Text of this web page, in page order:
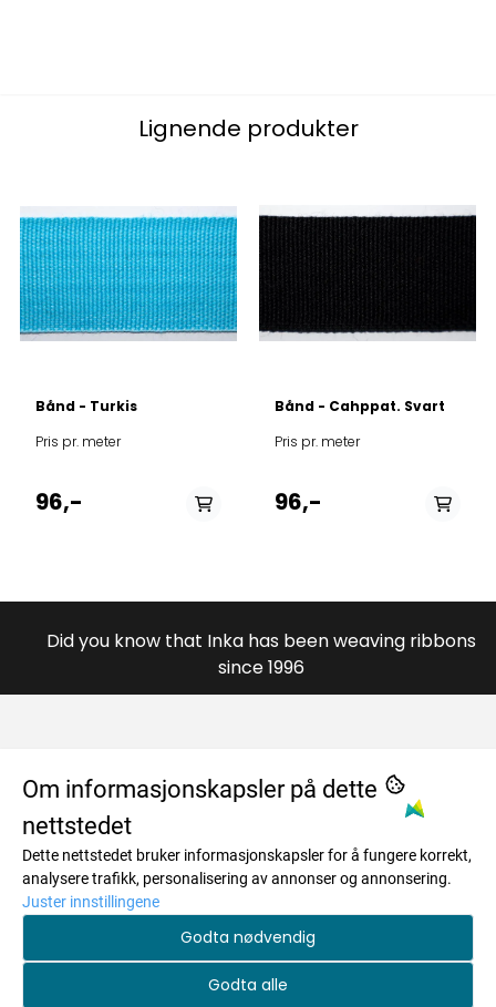
Lignende produkter
Bånd - Turkis
Pris pr. meter
96,-
Bånd - Cahppat. Svart
Pris pr. meter
96,-
Did you know that Inka has been weaving ribbons
since 1996
OM OSS
984996446
Savkadasmadii 17
9730 Karasjok
MENY
Om oss
Salgsbetingelser
Personvern
INFO
NYHETSBREV
Registrer deg for å motta nyheter og tilbud!
Om informasjonskapsler på dette
nettstedet
Dette nettstedet bruker informasjonskapsler for å fungere korrekt,
analysere trafikk, personalisering av annonser og annonsering.
Juster innstillingene
Godta nødvendig
Godta alle